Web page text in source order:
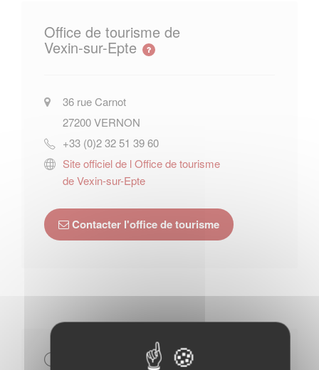
Office de tourisme de
Vexin-sur-Epte
36 rue Carnot
27200VERNON
+33 (0)2 32 51 39 60
Site officiel de l Office de tourisme
de Vexin-sur-Epte
Contacter l'office de tourisme
Horaires Mairie